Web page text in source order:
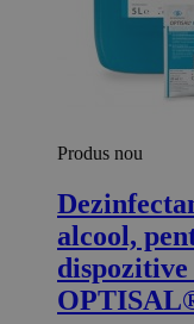
Produs nou
alcool,
dispozitive